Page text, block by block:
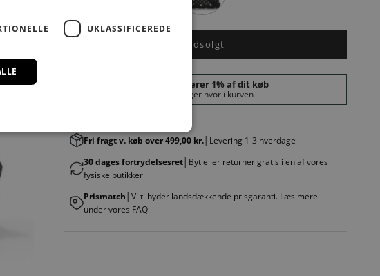
Udsolgt
Fri fragt v. køb over 499,00 kr. │Levering 1-3 hverdage
30 dages fortrydelsesret │Byt eller returner gratis i en af vores
fysiske butikker
Prismatch │Vi tilbyder landsdækkende prisgaranti. Læs mere
under vores FAQ
UKLASSIFICEREDE